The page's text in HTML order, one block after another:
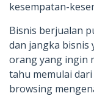
kesempatan-
Bisnis berjualan
dan jangka bisnis
orang yang ingin
tahu memulai dari
browsing